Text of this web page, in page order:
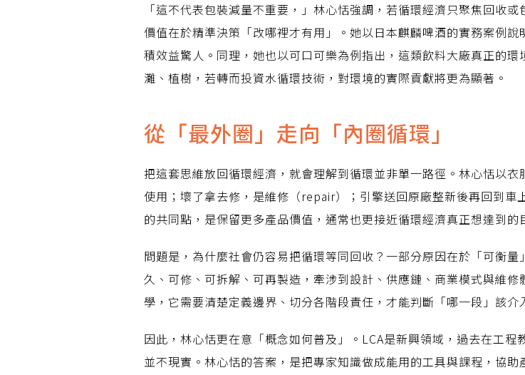
「這不代表包裝減量不重要，」林心恬強調，若循環經濟只聚焦回收
價值在於精準決策「改哪裡才有用」。她以日本麒麟啤酒的實務案例
積效益驚人。同理，她也以可口可樂為例指出，這類飲料大廠真正的
灘、植樹，若轉而投資水循環技術，對環境的實際貢獻將更為顯著。
從「最外圈」走向「內圈循環」
把這套思維放回循環經濟，就會理解到循環並非單一路徑。林心恬以
使用；壞了拿去修，是維修（repair）；引擎送回原廠整新後再回到車
的共同點，是保留更多產品價值，通常也更接近循環經濟真正想達到的
問題是，為什麼社會仍容易把循環等同回收？一部分原因在於「可衡
久、可修、可拆解、可再製造，牽涉到設計、供應鏈、商業模式與維
學，它需要清楚定義邊界、切分各階段責任，才能判斷「哪一段」該介
因此，林心恬更在意「概念如何普及」。LCA是新興領域，過去在工
並不現實。林心恬的答案，是把專家知識做成能用的工具與課程，協